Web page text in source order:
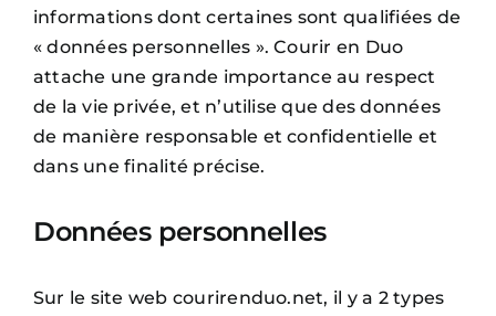
Contact
informations dont certaines sont qualifiées de
« données personnelles ». Courir en Duo
attache une grande importance au respect
de la vie privée, et n’utilise que des données
de manière responsable et confidentielle et
dans une finalité précise.
Données personnelles
Sur le site web courirenduo.net, il y a 2 types